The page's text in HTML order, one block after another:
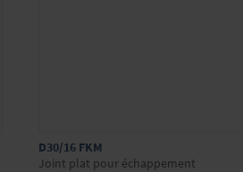
D30/16 FKM
Joint plat pour échappement